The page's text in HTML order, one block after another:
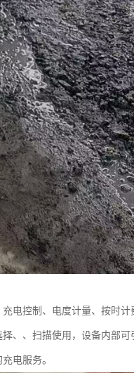
电控制、电度计量、按时计
、、扫描使用，设备内部可
电服务。